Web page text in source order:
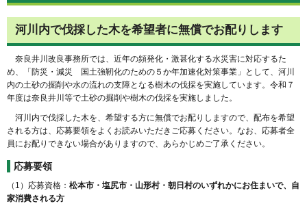
河川内で伐採した木を希望者に無償でお配りします
奈良井川改良事務所では、近年の頻発化・激甚化する水災害に対応するた
め、「防災・減災 国土強靭化のための５か年加速化対策事業」として、河川
内の土砂の掘削や水の流れの支障となる樹木の伐採を実施しています。令和７
年度は奈良井川等で土砂の掘削や樹木の伐採を実施しました。
河川内で伐採した木を、希望する方に無償でお配りしますので、配布を希望
される方は、応募要領をよくお読みいただきご応募ください。なお、応募者全
員にお配りできない場合がありますので、あらかじめご了承ください。
応募要領
（1）応募資格： 松本市・塩尻市・山形村・朝日村のいずれかにお住まいで、自
家消費される方